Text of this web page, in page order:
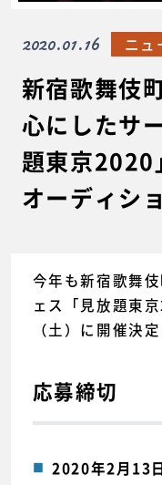
新宿歌舞伎
心にしたサ
題東京2020
オーディシ
2020.01.16 ニュ
今年も新宿歌舞
ェス「見放題東
（土）に開催決定
応募締切
2020年2月13